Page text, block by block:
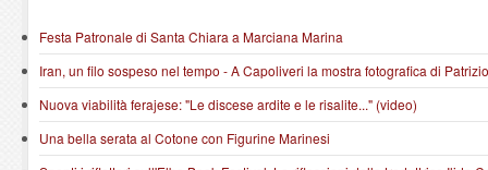
Festa Patronale di Santa Chiara a Marciana Marina
Iran, un filo sospeso nel tempo - A Capoliveri la mostra fotografica di
Nuova viabilità ferajese: "Le discese ardite e le risalite..." (video)
Una bella serata al Cotone con Figurine Marinesi